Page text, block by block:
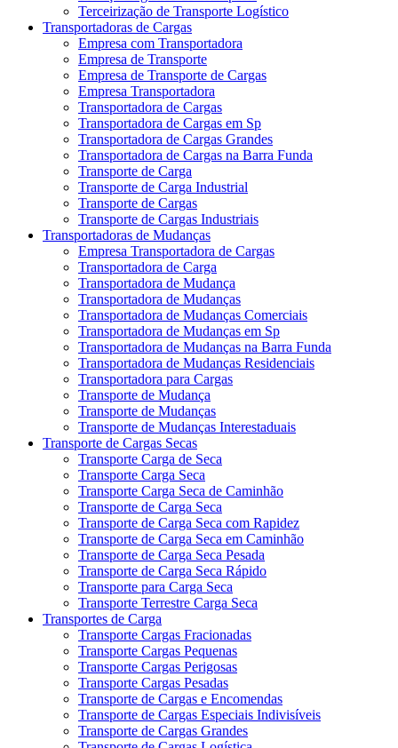
Terceirização de Transporte Logístico
Transportadoras de Cargas
Empresa com Transportadora
Empresa de Transporte
Empresa de Transporte de Cargas
Empresa Transportadora
Transportadora de Cargas
Transportadora de Cargas em Sp
Transportadora de Cargas Grandes
Transportadora de Cargas na Barra Funda
Transporte de Carga
Transporte de Carga Industrial
Transporte de Cargas
Transporte de Cargas Industriais
Transportadoras de Mudanças
Empresa Transportadora de Cargas
Transportadora de Carga
Transportadora de Mudança
Transportadora de Mudanças
Transportadora de Mudanças Comerciais
Transportadora de Mudanças em Sp
Transportadora de Mudanças na Barra Funda
Transportadora de Mudanças Residenciais
Transportadora para Cargas
Transporte de Mudança
Transporte de Mudanças
Transporte de Mudanças Interestaduais
Transporte de Cargas Secas
Transporte Carga de Seca
Transporte Carga Seca
Transporte Carga Seca de Caminhão
Transporte de Carga Seca
Transporte de Carga Seca com Rapidez
Transporte de Carga Seca em Caminhão
Transporte de Carga Seca Pesada
Transporte de Carga Seca Rápido
Transporte para Carga Seca
Transporte Terrestre Carga Seca
Transportes de Carga
Transporte Cargas Fracionadas
Transporte Cargas Pequenas
Transporte Cargas Perigosas
Transporte Cargas Pesadas
Transporte de Cargas e Encomendas
Transporte de Cargas Especiais Indivisíveis
Transporte de Cargas Grandes